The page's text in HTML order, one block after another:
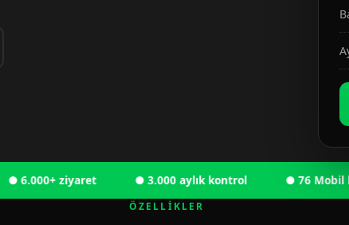
ziyaret ● 3.000 aylık kontrol ● 76 Mobil
ÖZELLIKLER